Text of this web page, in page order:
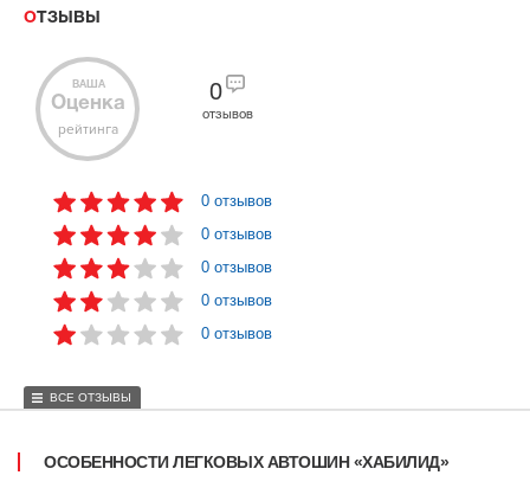
ОТЗЫВЫ
ВАША
Оценка
рейтинга
0
отзывов
0 отзывов
0 отзывов
0 отзывов
0 отзывов
0 отзывов
ВСЕ ОТЗЫВЫ
ОСОБЕННОСТИ ЛЕГКОВЫХ АВТОШИН «ХАБИЛИД»